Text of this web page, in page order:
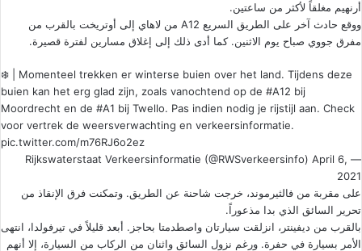
أرنهيم مغلقاً لأكثر من ساعتين.
ووقع حادث آخر على الطريق السريع A12 من لاهاي إلى أوتريخت بالقرب من
مفرق جووي صباح يوم الاثنين. كما أدى ذلك إلى إغلاق مسارين لفترة قصيرة.
❄️ | Momenteel trekken er winterse buien over het land. Tijdens deze
buien kan het erg glad zijn, zoals vanochtend op de #A12 bij
Moordrecht en de #A1 bij Twello. Pas indien nodig je rijstijl aan. Check
voor vertrek de weersverwachting en verkeersinformatie.
pic.twitter.com/m76RJ6o2ez
— Rijkswaterstaat Verkeersinformatie (@RWSverkeersinfo)
April 6,
2021
على مقربة من فالثيرموند، خرجت شاحنة عن الطريق. وتمكنت فرق الإنقاذ من
تحرير السائق الذي بدا مذعوراً.
بالقرب من ديفينتر، انزلقت سيارتان واصطدمتا بحاجز. أبعد قليلاً في تيرفولدا، انتهى
الأمر بسيارة في حفرة. ورغم نزول السائق واثنان من الركاب من السيارة، إلا أنهم